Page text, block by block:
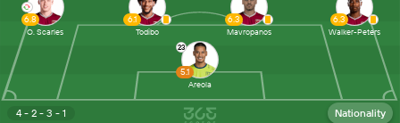
4 - 2 - 3 - 1 Nationality
23
5.1
Areola
6.8
O. Scarles
6.1
Todibo
6.3
Mavropanos
6.3
Walker-Peters